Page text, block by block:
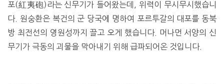
포(紅夷砲)라는 신무기가 들어왔는데, 위력이 무시무시했습니
다. 원숭환은 복건의 군 당국에 명하여 포르투갈의 대포를 동북
방 최전선의 영원성까지 끌고 오게 했습니다. 머나먼 서양의 신
무기가 극동의 괴물을 막아내기 위해 급파되어온 것입니다.